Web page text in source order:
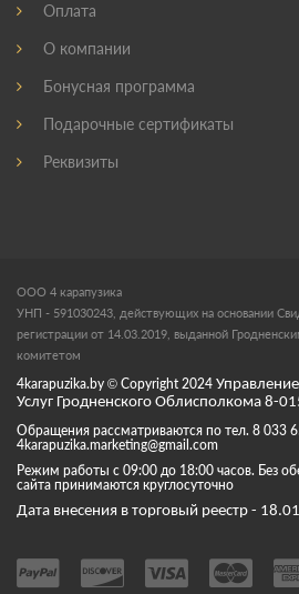
Оплата
О компании
Бонусная программа
Подарочные сертификаты
Реквизиты
ООО 4 карапузика
УНП - 591030243, действующих на основании
регистрации от 14.03.2019, выданной
комитетом
4karapuzika.by © Copyright 2024
Услуг Гродненского Облисполкома 8-
Обращения рассматриваются по тел. 8 033
4karapuzika.marketing@gmail.com
Режим работы с 09:00 до 18:00 часов. Без
сайта принимаются круглосуточно
Дата внесения в торговый реестр -